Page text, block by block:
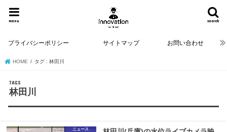
search
menu
プライバシーポリシー サイトマップ お問い合わせ
HOME タグ : 林田川
林田川
ニュース